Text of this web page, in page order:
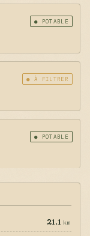
● POTABLE
● À FILTRER
● POTABLE
21.1 km